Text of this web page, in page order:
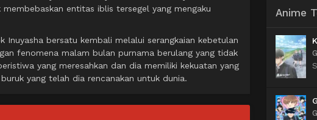
entitas iblis tersegel yang mengaku
Inuyasha bersatu kembali melalui serangkaian kebetulan
fenomena malam bulan purnama berulang yang tidak
yang meresahkan dan dia memiliki kekuatan yang
yang telah dia rencanakan untuk dunia.
Anime